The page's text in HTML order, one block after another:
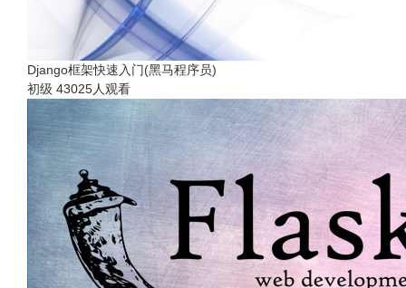
Django框架快速入门(黑马程序员)
初级 43025人观看